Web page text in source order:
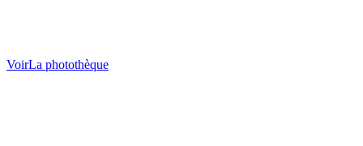
VoirLa photothèque